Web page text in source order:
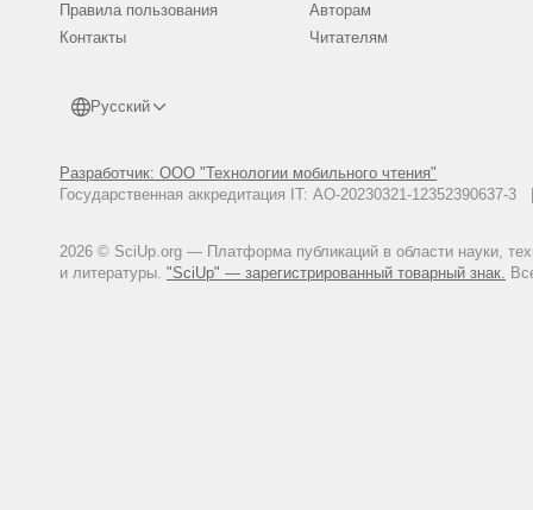
Правила пользования
Контакты
Русский
Разработчик: ООО "Технологии мобильного чтения"
Государственная аккредитация IT: АО-20230321-
2026 © SciUp.org — Платформа публикаций в области науки,
и литературы. "SciUp" — зарегистрированный товарный знак.
Авторам
Читателям